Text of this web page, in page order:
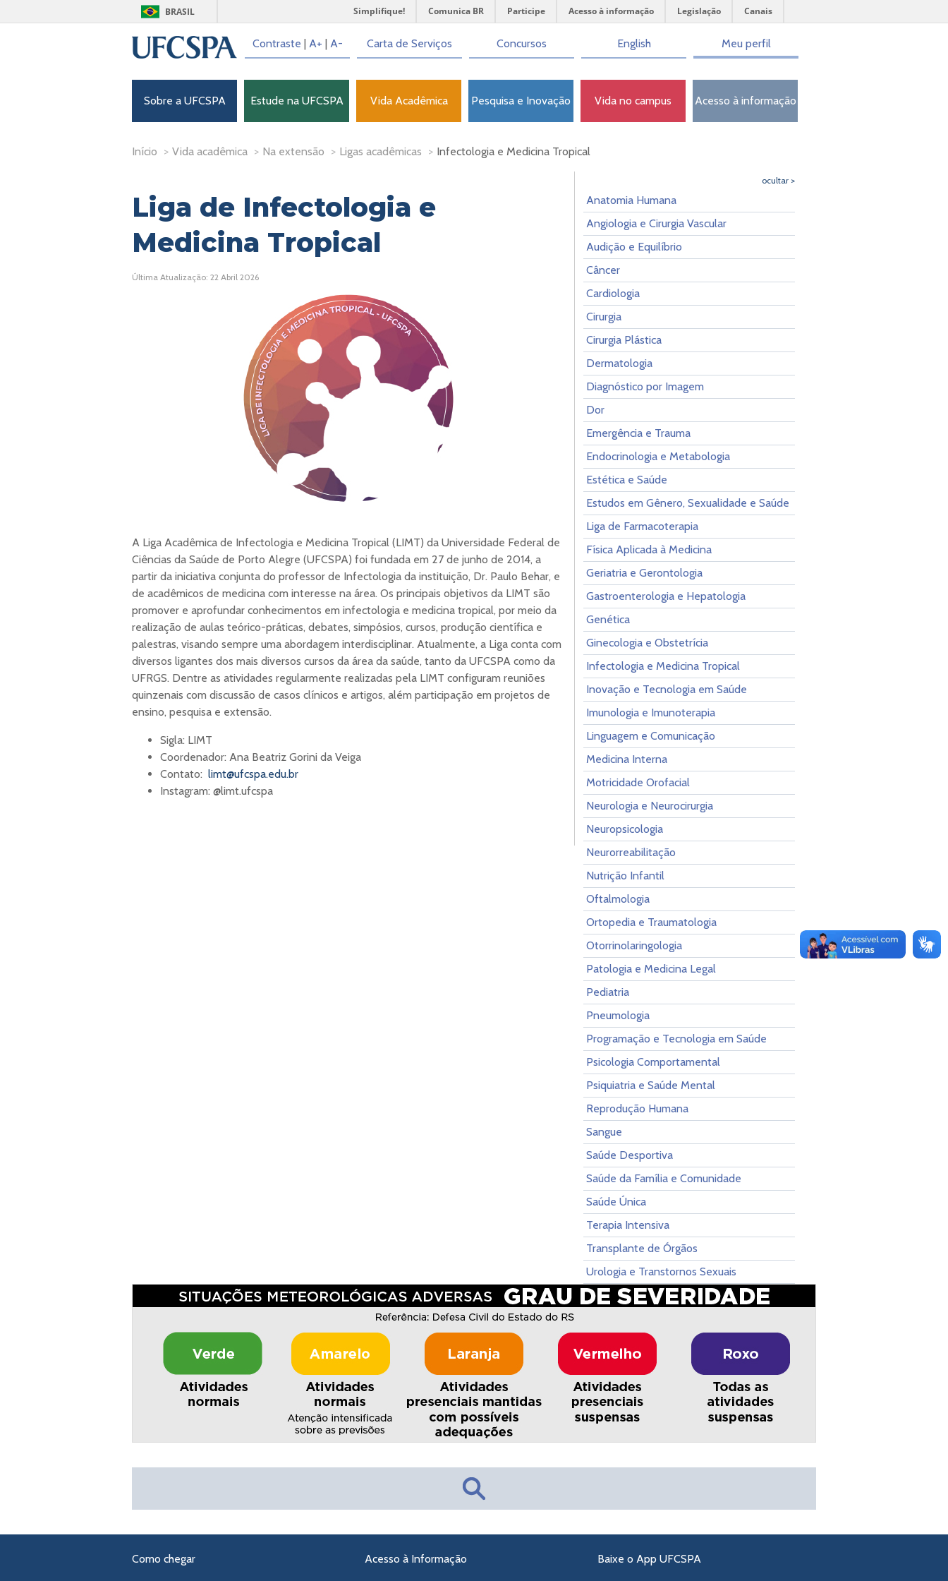
BRASIL Simplifique! Comunica BR Participe Acesso à informação Legislação Canais
Contraste | A+ | A- Carta de Serviços Concursos English Meu perfil
Sobre a UFCSPA Estude na UFCSPA Vida Acadêmica Pesquisa e Inovação Vida no campus Acesso à informação
Início > Vida acadêmica > Na extensão > Ligas acadêmicas > Infectologia e Medicina Tropical
Liga de Infectologia e
Medicina Tropical
Última Atualização: 22 Abril 2026
A Liga Acadêmica de Infectologia e Medicina Tropical (LIMT) da Universidade Federal de
Ciências da Saúde de Porto Alegre (UFCSPA) foi fundada em 27 de junho de 2014, a
partir da iniciativa conjunta do professor de Infectologia da instituição, Dr. Paulo Behar, e
de acadêmicos de medicina com interesse na área. Os principais objetivos da LIMT são
promover e aprofundar conhecimentos em infectologia e medicina tropical, por meio da
realização de aulas teórico-práticas, debates, simpósios, cursos, produção científica e
palestras, visando sempre uma abordagem interdisciplinar. Atualmente, a Liga conta com
diversos ligantes dos mais diversos cursos da área da saúde, tanto da UFCSPA como da
UFRGS. Dentre as atividades regularmente realizadas pela LIMT configuram reuniões
quinzenais com discussão de casos clínicos e artigos, além participação em projetos de
ensino, pesquisa e extensão.
Sigla: LIMT
Coordenador: Ana Beatriz Gorini da Veiga
Contato: limt@ufcspa.edu.br
Instagram: @limt.ufcspa
ocultar >
Anatomia Humana
Angiologia e Cirurgia Vascular
Audição e Equilíbrio
Câncer
Cardiologia
Cirurgia
Cirurgia Plástica
Dermatologia
Diagnóstico por Imagem
Dor
Emergência e Trauma
Endocrinologia e Metabologia
Estética e Saúde
Estudos em Gênero, Sexualidade e Saúde
Liga de Farmacoterapia
Física Aplicada à Medicina
Geriatria e Gerontologia
Gastroenterologia e Hepatologia
Genética
Ginecologia e Obstetrícia
Infectologia e Medicina Tropical
Inovação e Tecnologia em Saúde
Imunologia e Imunoterapia
Linguagem e Comunicação
Medicina Interna
Motricidade Orofacial
Neurologia e Neurocirurgia
Neuropsicologia
Neurorreabilitação
Nutrição Infantil
Oftalmologia
Ortopedia e Traumatologia
Otorrinolaringologia
Patologia e Medicina Legal
Pediatria
Pneumologia
Programação e Tecnologia em Saúde
Psicologia Comportamental
Psiquiatria e Saúde Mental
Reprodução Humana
Sangue
Saúde Desportiva
Saúde da Família e Comunidade
Saúde Única
Terapia Intensiva
Transplante de Órgãos
Urologia e Transtornos Sexuais
Como chegar Acesso à Informação Baixe o App UFCSPA